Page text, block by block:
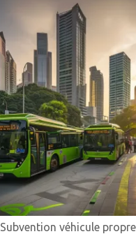
Subvention véhicule